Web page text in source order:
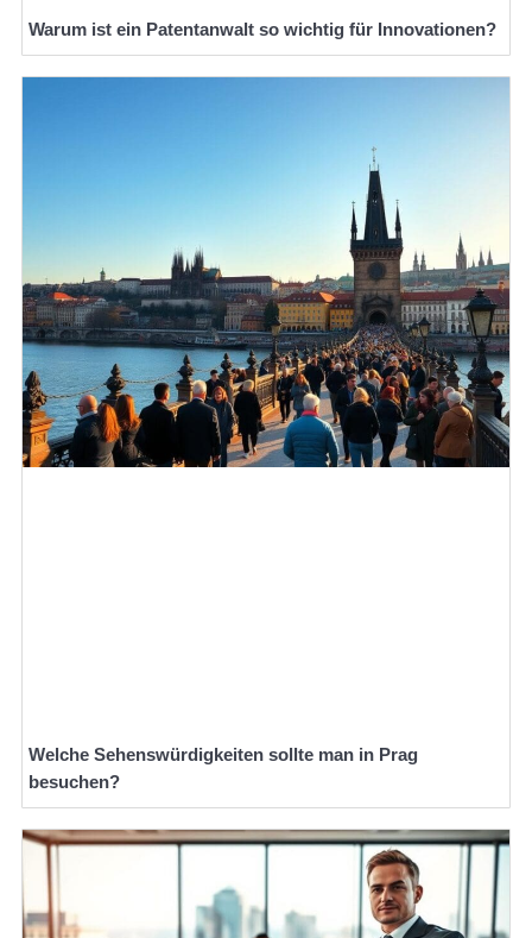
Warum ist ein Patentanwalt so wichtig für Innovationen?
Welche Sehenswürdigkeiten sollte man in Prag
besuchen?